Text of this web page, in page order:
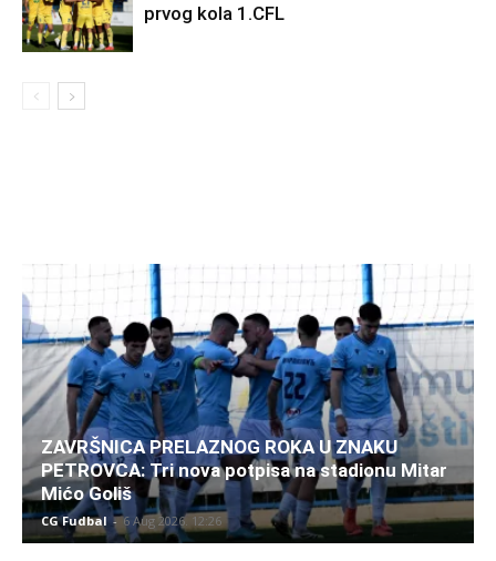
prvog kola 1.CFL
ZAVRŠNICA PRELAZNOG ROKA U ZNAKU
PETROVCA: Tri nova potpisa na stadionu Mitar
Mićo Goliš
CG Fudbal - 6 Aug 2026. 12:26